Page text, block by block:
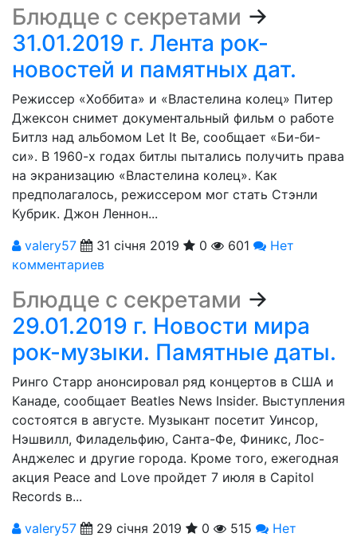
Блюдце с секретами →
31.01.2019 г. Лента рок-
новостей и памятных дат.
Режиссер «Хоббита» и «Властелина колец» Питер
Джексон снимет документальный фильм о работе
Битлз над альбомом Let It Be, сообщает «Би-би-
си». В 1960-х годах битлы пытались получить права
на экранизацию «Властелина колец». Как
предполагалось, режиссером мог стать Стэнли
Кубрик. Джон Леннон...
valery57
31 січня 2019 0 601
Нет
комментариев
Блюдце с секретами →
29.01.2019 г. Новости мира
рок-музыки. Памятные даты.
Ринго Старр анонсировал ряд концертов в США и
Канаде, сообщает Beatles News Insider. Выступления
состоятся в августе. Музыкант посетит Уинсор,
Нэшвилл, Филадельфию, Санта-Фе, Финикс, Лос-
Анджелес и другие города. Кроме того, ежегодная
акция Peace and Love пройдет 7 июля в Capitol
Records в...
valery57
29 січня 2019 0 515
Нет